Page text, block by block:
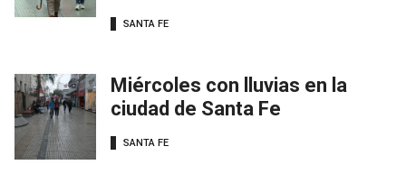
SANTA FE
Miércoles con lluvias en la
ciudad de Santa Fe
SANTA FE